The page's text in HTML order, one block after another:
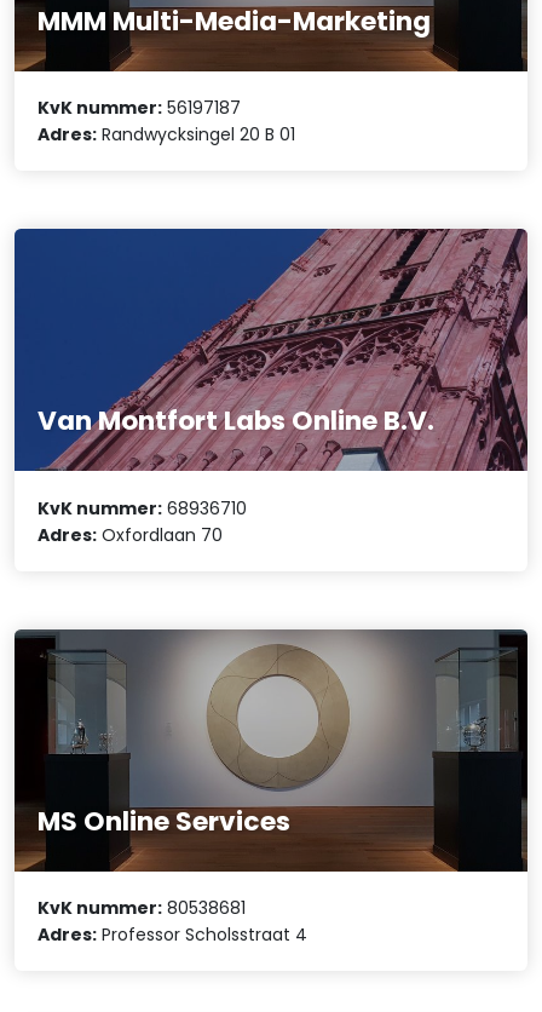
MMM Multi-Media-Marketing
KvK nummer: 56197187
Adres: Randwycksingel 20 B 01
Van Montfort Labs Online B.V.
KvK nummer: 68936710
Adres: Oxfordlaan 70
MS Online Services
KvK nummer: 80538681
Adres: Professor Scholsstraat 4